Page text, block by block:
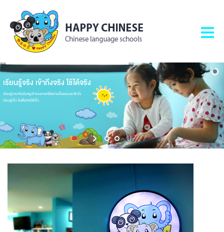
เรียนรู้จริง เข้าถึงจริง ใช้ได้จริง
เรียนรู้ภาษาจีนกับครูเจ้าของภาษาได้อย่างเป็นธรรมชาติ ยิ่ง
เรียนรู้เร็ว ยิ่งสื่อสารได้เร็ว